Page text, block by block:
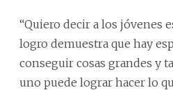
“Quiero decir a los jóvenes
logro demuestra que hay
conseguir cosas grandes y
uno puede lograr hacer lo